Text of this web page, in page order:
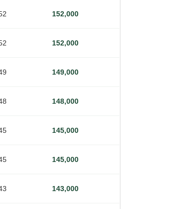
152,000
152,000
149,000
148,000
145,000
145,000
143,000